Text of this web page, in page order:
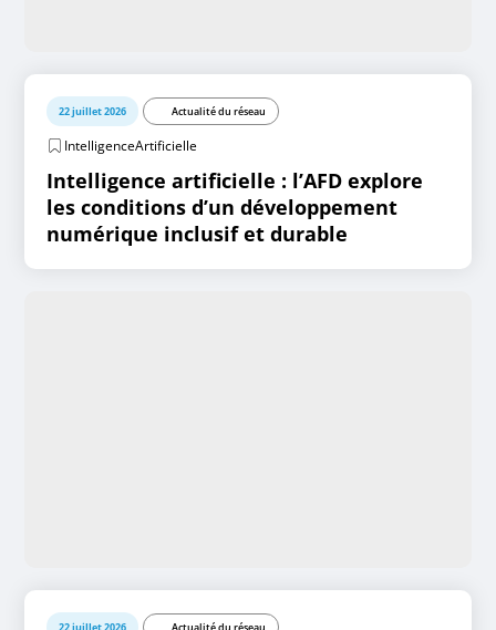
22 juillet 2026 Actualité du réseau
IntelligenceArtificielle
Intelligence artificielle : l’AFD explore
les conditions d’un développement
numérique inclusif et durable